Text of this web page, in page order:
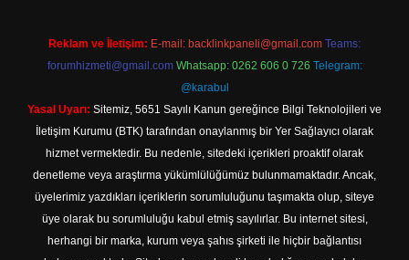
Reklam ve İletişim: E-mail: backlinkpaneli@gmail.com Teams:
forumhizmeti@gmail.com Whatsapp: 0262 606 0 726 Telegram:
@karabul
Yasal Uyarı: Sitemiz, 5651 Sayılı Kanun gereğince Bilgi Teknolojileri ve
İletişim Kurumu (BTK) tarafından onaylanmış bir Yer Sağlayıcı olarak
hizmet vermektedir. Bu nedenle, sitedeki içerikleri proaktif olarak
denetleme veya araştırma yükümlülüğümüz bulunmamaktadır. Ancak,
üyelerimiz yazdıkları içeriklerin sorumluluğunu taşımakta olup, siteye
üye olarak bu sorumluluğu kabul etmiş sayılırlar. Bu internet sitesi,
herhangi bir marka, kurum veya şahıs şirketi ile hiçbir bağlantısı